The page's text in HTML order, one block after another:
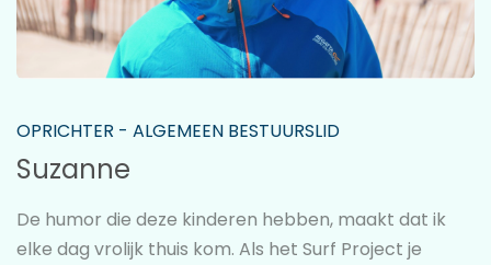
Suzanne
OPRICHTER - ALGEMEEN BESTUURSLID
De humor die deze kinderen hebben, maakt dat ik
elke dag vrolijk thuis kom. Als het Surf Project je